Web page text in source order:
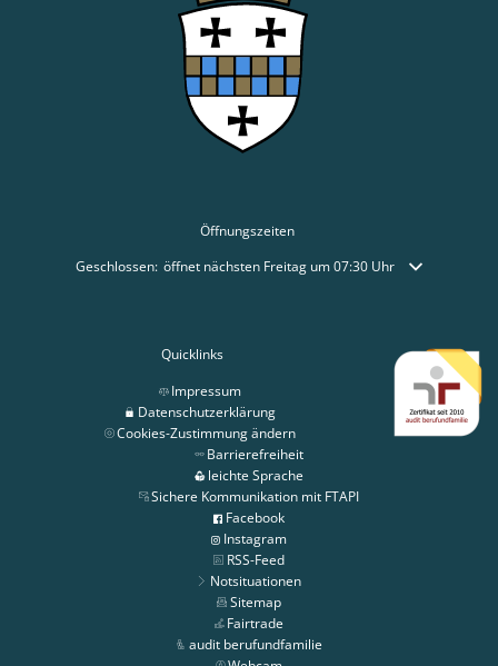
Öffnungszeiten
Klicken, um weitere Öffnungs- oder Schließzeiten auszublenden
Geschlossen: öffnet nächsten Freitag um 07:30 Uhr
Quicklinks
Impressum
Datenschutzerklärung
Cookies-Zustimmung ändern
Barrierefreiheit
leichte Sprache
Sichere Kommunikation mit FTAPI
Facebook
Instagram
RSS-Feed
Notsituationen
Sitemap
Fairtrade
audit berufundfamilie